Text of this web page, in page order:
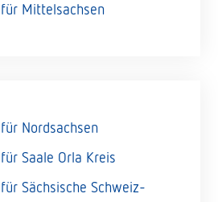
Mittelsachsen
Nordsachsen
Saale Orla Kreis
Sächsische Schweiz-